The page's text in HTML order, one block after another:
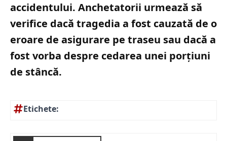
accidentului. Anchetatorii urmează să
verifice dacă tragedia a fost cauzată de o
eroare de asigurare pe traseu sau dacă a
fost vorba despre cedarea unei porțiuni
de stâncă.
Etichete: